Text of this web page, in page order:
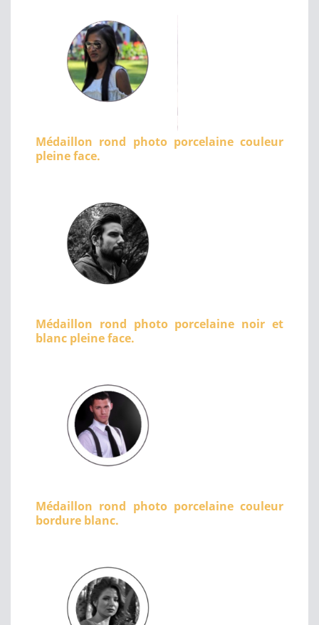
Médaillon rond photo porcelaine couleur
pleine face.
Médaillon rond photo porcelaine noir et
blanc pleine face.
Médaillon rond photo porcelaine couleur
bordure blanc.